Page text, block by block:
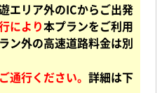
エリア外のICからご出発
により本プランをご利用
ン外の高速道路料金は別
通行ください。 詳細は下